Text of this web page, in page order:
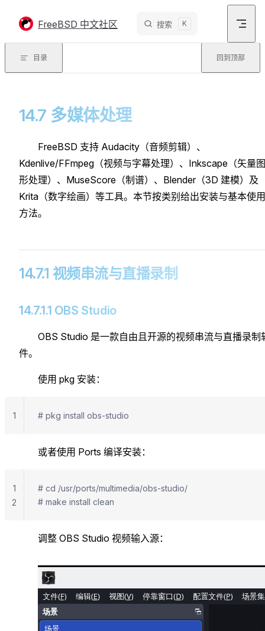
FreeBSD 中文社区 搜索 K
目录 回到顶部
14.7 多媒体处理
FreeBSD 支持 Audacity（音频剪辑）、
Kdenlive/FFmpeg（视频与字幕处理）、Inkscape（矢量图
形处理）、MuseScore（制谱）、Blender（3D 建模）及
Krita（数字绘画）等工具。本节按类别给出安装与基本使用
方法。
14.7.1 视频串流与直播录制
14.7.1.1 OBS Studio
OBS Studio 是一款自由且开源的视频串流与直播录制
件。
使用 pkg 安装：
# pkg install obs-studio
1
或者使用 Ports 编译安装：
# cd /usr/ports/multimedia/obs-studio/
# make install clean
1
2
调整 OBS Studio 视频输入源：